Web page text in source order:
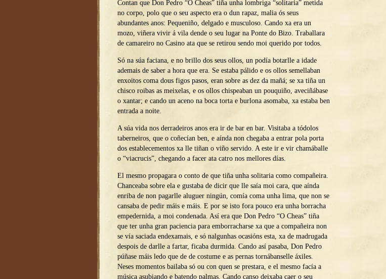
Contan que Don Pedro “O Cheas” tiña unha lombriga “solitaria” metida
no corpo, polo que o seu aspecto era o dun rapaz, malia ós seus
abundantes anos: Pequeniño, delgado e musculoso. Cando xa era un
mozo, viñera vivir á vila dende o seu lugar na Ponte do Bizo. Traballara
de camareiro no Casino ata que se retirou sendo moi querido por todos.
Só na súa faciana, e no brillo dos seus ollos, un podía botarlle a idade
ademais de saber a hora que era. Se estaba pálido e os ollos semellaban
enxoitos coma dous figos pasos, eran sobre as dez da mañá; se xa tiña un
chisco roibas as meixelas, e os ollos chispeaban un pouquiño, aveciñábase
o xantar; e cando un aceno na boca torta e burlona asomaba, xa estaba ben
entrada a noite.
A súa vida nos derradeiros anos era ir de bar en bar. Visitaba a tódolos
taberneiros, que o coñecían ben, e aínda non chegaba a entrar pola porta
dos establecementos xa lle tiñan o viño servido. A este ir e vir chamáballe
o “viacrucis”, chegando a facer ata catro nos mellores días.
El mesmo propagara o conto de que tiña unha solitaria como compañeira.
Chanceaba sobre ela e gustaba de dicir que lle saía moi cara, que aínda
enriba de non pagarlle aluguer ningún, comía coma unha lima, que non se
cansaba de pedir máis e máis. E por se isto fora pouco era unha borracha
empedernida, a moi condenada. Así era que Don Pedro “O Cheas” tiña
que ter unha gran paciencia para emborracharse xa que a compañeira non
se vía saciada endexamais, e só nalgunhas ocasións esta, xa de madrugada
despois de darlle a fartar, ficaba durmida. Cando así pasaba, Don Pedro
púñase máis ledo que de de costume e as pernas tornábanselle áxiles.
Neses momentos bailaba só ou con quen se prestara, e el mesmo facía a
música asubiando e batendo palmas. Cando canso deixaba caer o seu